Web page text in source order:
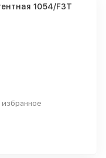
1054/F3T
избранное